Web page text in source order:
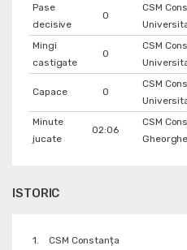
Pase
decisive
0
CSM
Mingi
castigate
0
CSM
Capace 0
CSM
Minute
jucate
02:06
CSM
Gheorghe
ISTORIC
1. CSM Constanța